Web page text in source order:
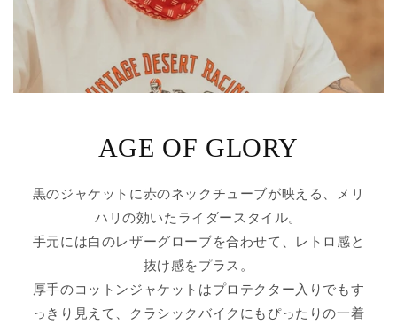
AGE OF GLORY
黒のジャケットに赤のネックチューブが映える、メリ
ハリの効いたライダースタイル。
手元には白のレザーグローブを合わせて、レトロ感と
抜け感をプラス。
厚手のコットンジャケットはプロテクター入りでもす
っきり見えて、クラシックバイクにもぴったりの一着